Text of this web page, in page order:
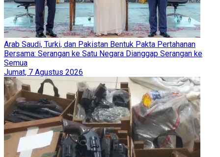
Arab Saudi, Turki, dan Pakistan Bentuk Pakta Pertahanan
Bersama: Serangan ke Satu Negara Dianggap Serangan ke
Semua
Jumat, 7 Agustus 2026